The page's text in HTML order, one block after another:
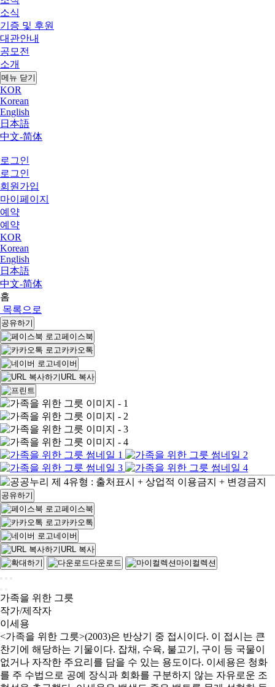
소식
기증 및 후원
대관안내
공모전
소개
메뉴 닫기
KOR
Korean
English
日本語
中文-简体
로그인
로그인
회원가입
마이페이지
예약
예약
KOR
Korean
English
日本語
中文-简体
홈
목록으로
공유하기
페이스북
카카오톡
네이버
URL 복사
공유하기
페이스북
카카오톡
네이버
URL 복사
다운로드
마이컬렉션
가족을 위한 그릇
작가/제작자
이세용
<가족을 위한 그릇>(2003)은 반상기 중 접시이다. 이 접시는 큰
찬기에 해당하는 기물이다. 잡채, 수육, 불고기, 구이 등 국물이
없거나 자작한 주요리를 담을 수 있는 용도이다. 이세용은 청화
를 주 수법으로 공예 장식과 회화를 구분하지 않는 자유로운 조